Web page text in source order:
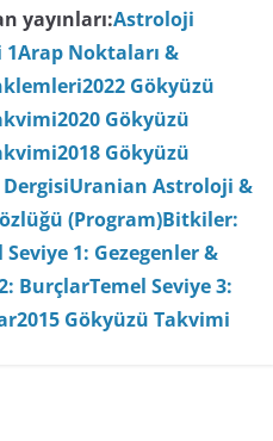
yayınları:Astroloji
1Arap Noktaları &
2022 Gökyüzü
2020 Gökyüzü
2018 Gökyüzü
Uranian Astroloji &
(Program)Bitkiler:
Seviye 1: Gezegenler &
BurçlarTemel Seviye 3:
2015 Gökyüzü Takvimi